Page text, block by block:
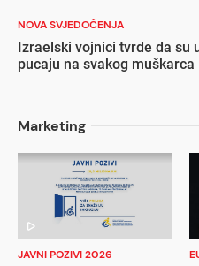
NOVA SVJEDOČENJA
Izraelski vojnici tvrde da su
pucaju na svakog muškarca
Marketing
JAVNI POZIVI 2026